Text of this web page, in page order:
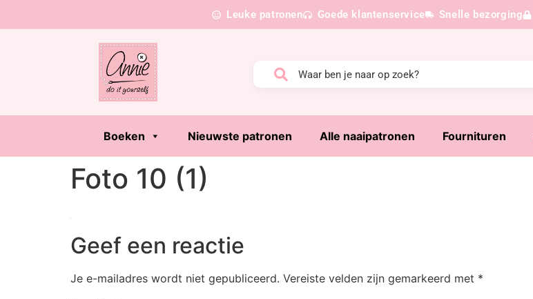
Leuke patronen Goede klantenservice Snelle bezorging
Boeken Nieuwste patronen Alle naaipatronen Fournituren
Foto 10 (1)
Geef een reactie
Je e-mailadres wordt niet gepubliceerd. Vereiste velden zijn gemarkeerd met *